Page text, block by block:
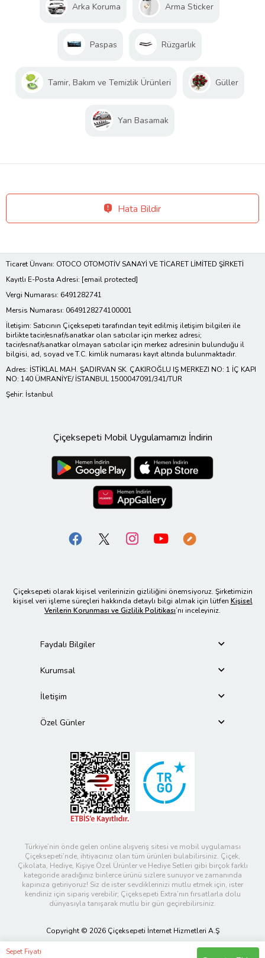
Sepet Fiyatı
Arka Koruma Arma Sticker
Paspas Rüzgarlık
Tamir, Bakım ve Temizlik Ürünleri Güller
Yan Basamak
Hata Bildir
Ticaret Ünvanı: OTOCO OTOMOTİV SANAYİ VE TİCARET LİMİTED ŞİRKETİ
Kayıtlı E-Posta Adresi: [email protected]
Vergi Numarası: 6491282741
Mersis Numarası: 0649128274100001
İletişim: Satıcının Çiçeksepeti tarafından teyit edilmiş iletişim bilgileri ile
birlikte tacir/esnaf/sanatkar olan satıcılar için merkez adresi;
tacir/esnaf/sanatkar olmayan satıcılar için merkez adresinin bulunduğu il
bilgisi, ad, soyad ve T.C. kimlik numarası kayıt altında bulunmaktadır.
Adres: İSTİKLAL MAH. ŞADIRVAN SK. ÇAKIROĞLU IŞ MERKEZI NO: 1 İÇ KAPI
NO: 140 ÜMRANİYE/ İSTANBUL 1500047091/341/TUR
Şehir: İstanbul
Çiçeksepeti Mobil Uygulamamızı İndirin
Çiçeksepeti olarak kişisel verilerinizin gizliliğini önemsiyoruz. Şirketimizin
kişisel veri işleme süreçleri hakkında detaylı bilgi almak için lütfen Kişisel
Verilerin Korunması ve Gizlilik Politikası’nı inceleyiniz.
Faydalı Bilgiler
Kurumsal
İletişim
Özel Günler
Türkiye’nin önde gelen online alışveriş sitesi ve mobil uygulaması
Çiçeksepeti’nde, ihtiyacınız olan tüm ürünleri bulabilirsiniz. Çiçek,
Çikolata, Hediye, Kişiye Özel Ürünler ve Hediye Setleri gibi birçok farklı
kategoride aradığınız binlerce ürünü sizlere sunuyor ve zamanında
kapınıza getiriyoruz! Siz de ister sevdiklerinizi mutlu etmek için, ister
kendiniz için sipariş verebilir; Çiçeksepeti Extra’nın fırsatlarla dolu
dünyasıyla tanışarak mutlu bir gün geçirebilirsiniz.
Copyright © 2026 Çiçeksepeti İnternet Hizmetleri A.Ş